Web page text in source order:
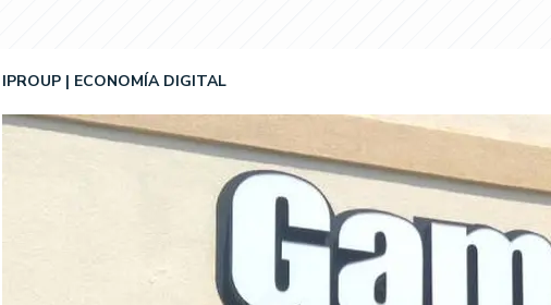
IPROUP ECONOMÍA DIGITAL